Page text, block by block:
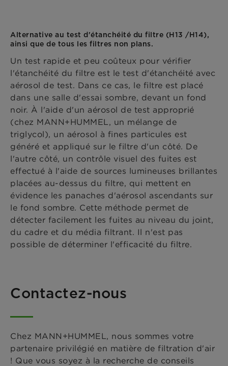
Alternative au test d'étanchéité du filtre (H13 /H14),
ainsi que de tous les filtres non plans.
Un test rapide et peu coûteux pour vérifier
l'étanchéité du filtre est le test d'étanchéité avec
aérosol de test. Dans ce cas, le filtre est placé
dans une salle d'essai sombre, devant un fond
noir. À l'aide d'un aérosol de test approprié
(chez MANN+HUMMEL, un mélange de
triglycol), un aérosol à fines particules est
généré et appliqué sur le filtre d'un côté. De
l'autre côté, un contrôle visuel des fuites est
effectué à l'aide de sources lumineuses brillantes
placées au-dessus du filtre, qui mettent en
évidence les panaches d'aérosol ascendants sur
le fond sombre. Cette méthode permet de
détecter facilement les fuites au niveau du joint,
du cadre et du média filtrant. Il n'est pas
possible de déterminer l'efficacité du filtre.
Contactez-nous
Chez MANN+HUMMEL, nous sommes votre
partenaire privilégié en matière de filtration d'air
! Que vous soyez à la recherche de conseils